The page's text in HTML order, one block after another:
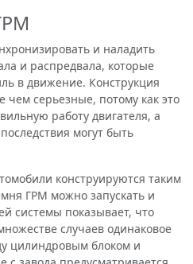
и наладить
и распредвала, которые
в движение. Конструкция
чем серьезные, потому как это
работу двигателя, а
могут быть
конструируются таким
ГРМ можно запускать и
системы показывает, что
случаев одинаковое
цилиндровым блоком и